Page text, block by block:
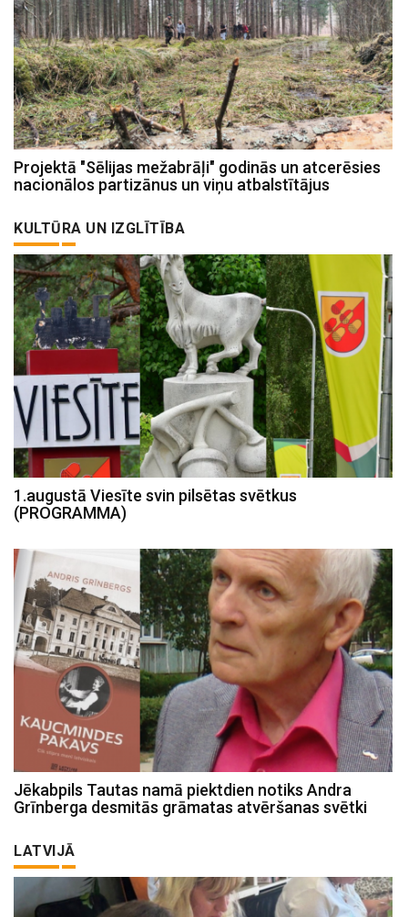
Projektā "Sēlijas mežabrāļi" godinās un atcerēsies
nacionālos partizānus un viņu atbalstītājus
KULTŪRA UN IZGLĪTĪBA
1.augustā Viesīte svin pilsētas svētkus
(PROGRAMMA)
Jēkabpils Tautas namā piektdien notiks Andra
Grīnberga desmitās grāmatas atvēršanas svētki
LATVIJĀ